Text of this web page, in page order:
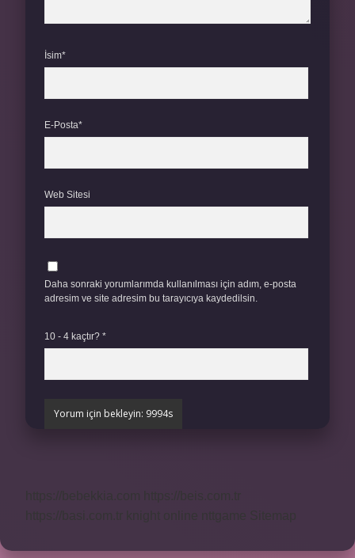
İsim*
E-Posta*
Web Sitesi
Daha sonraki yorumlarımda kullanılması için adım, e-posta
adresim ve site adresim bu tarayıcıya kaydedilsin.
10 - 4 kaçtır? *